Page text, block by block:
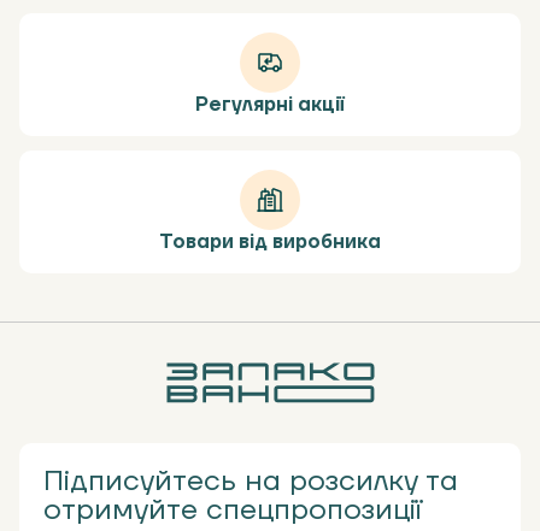
Регулярні акції
Товари від виробника
Підписуйтесь на розсилку та
отримуйте спецпропозиції